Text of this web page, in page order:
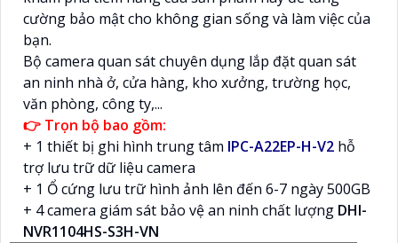
cường bảo mật cho không gian sống và làm việc của
bạn.
Bộ camera quan sát chuyên dụng lắp đặt quan sát
an ninh nhà ở, cửa hàng, kho xưởng, trường học,
văn phòng, công ty,...
👉 Trọn bộ bao gồm:
+ 1 thiết bị ghi hình trung tâm IPC-A22EP-H-V2 hỗ
trợ lưu trữ dữ liệu camera
+ 1 Ổ cứng lưu trữ hình ảnh lên đến 6-7 ngày 500GB
+ 4 camera giám sát bảo vệ an ninh chất lượng DHI-
NVR1104HS-S3H-VN